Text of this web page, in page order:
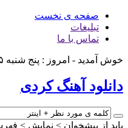
صفحه ی نخست
تبلیغات
تماس با ما
خوش آمدید - امروز : پنج شنبه ۱۵ مرداد ۱۴۰۵
دانلود آهنگ کردی
باید از پیشخوان > نمایش >